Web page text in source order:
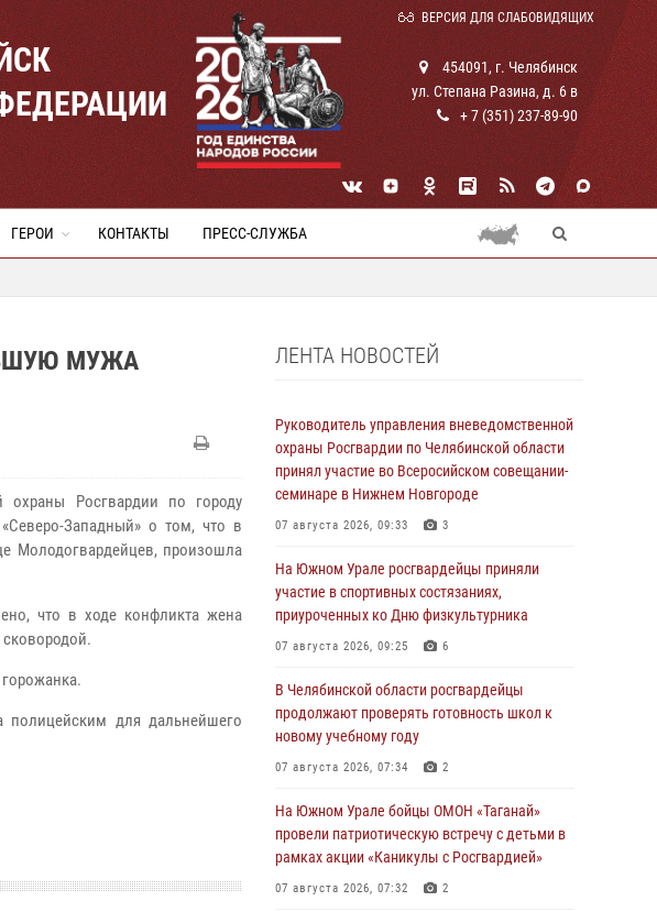
ВЕРСИЯ ДЛЯ СЛАБОВИДЯЩИХ
454091, г. Челябинск
ул. Степана Разина, д. 6 в
+ 7 (351) 237-89-90
ГЕРОИ КОНТАКТЫ ПРЕСС-СЛУЖБА
МУЖА
Росгвардии по городу
Западный» о том, что в
Молодогвардейцев, произошла
что в ходе конфликта жена
для дальнейшего
ЛЕНТА НОВОСТЕЙ
Руководитель управления вневедомственной
охраны Росгвардии по Челябинской области
принял участие во Всеросийском совещании-
семинаре в Нижнем Новгороде
07 августа 2026, 09:33 3
На Южном Урале росгвардейцы приняли
участие в спортивных состязаниях,
приуроченных ко Дню физкультурника
07 августа 2026, 09:25 6
В Челябинской области росгвардейцы
продолжают проверять готовность школ к
новому учебному году
07 августа 2026, 07:34 2
На Южном Урале бойцы ОМОН «Таганай»
провели патриотическую встречу с детьми в
рамках акции «Каникулы с Росгвардией»
07 августа 2026, 07:32 2